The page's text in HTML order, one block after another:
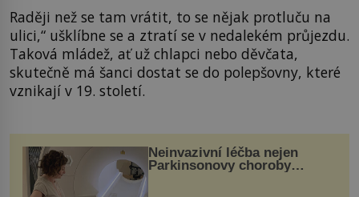
Raději než se tam vrátit, to se nějak protluču na
ulici,“ ušklíbne se a ztratí se v nedalekém průjezdu.
Taková mládež, ať už chlapci nebo děvčata,
skutečně má šanci dostat se do polepšovny, které
vznikají v 19. století.
Neinvazivní léčba nejen
Parkinsonovy choroby